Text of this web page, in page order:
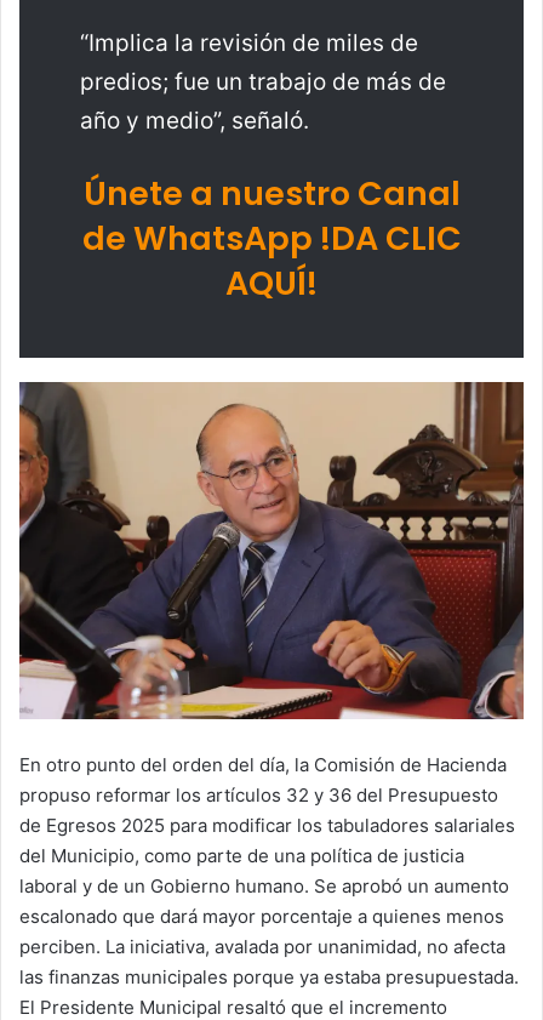
“Implica la revisión de miles de
predios; fue un trabajo de más de
año y medio”, señaló.
Únete a nuestro Canal
de WhatsApp !DA CLIC
AQUÍ!
En otro punto del orden del día, la Comisión de Hacienda
propuso reformar los artículos 32 y 36 del Presupuesto
de Egresos 2025 para modificar los tabuladores salariales
del Municipio, como parte de una política de justicia
laboral y de un Gobierno humano. Se aprobó un aumento
escalonado que dará mayor porcentaje a quienes menos
perciben. La iniciativa, avalada por unanimidad, no afecta
las finanzas municipales porque ya estaba presupuestada.
El Presidente Municipal resaltó que el incremento